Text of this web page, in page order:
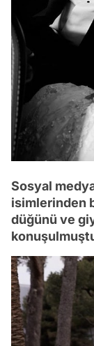
Sosyal
isimlerinden
düğünü ve